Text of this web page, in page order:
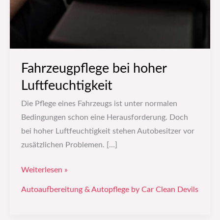
Fahrzeugpflege bei hoher
Luftfeuchtigkeit
Die Pflege eines Fahrzeugs ist unter normalen
Bedingungen schon eine Herausforderung. Doch
bei hoher Luftfeuchtigkeit stehen Autobesitzer vor
zusätzlichen Problemen. […]
Weiterlesen »
Autoaufbereitung & Autopflege by Car Clean Devils